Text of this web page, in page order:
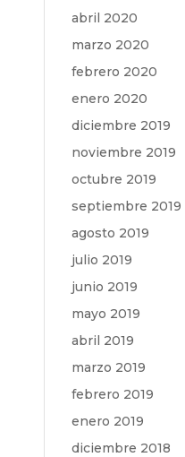
abril 2020
marzo 2020
febrero 2020
enero 2020
diciembre 2019
noviembre 2019
octubre 2019
septiembre 2019
agosto 2019
julio 2019
junio 2019
mayo 2019
abril 2019
marzo 2019
febrero 2019
enero 2019
diciembre 2018